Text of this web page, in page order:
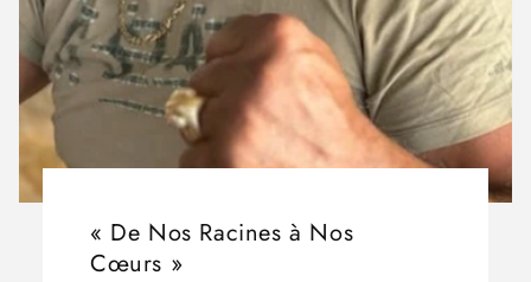
« De Nos Racines à Nos
Cœurs »